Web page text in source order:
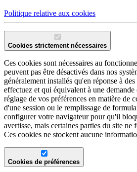
Politique relative aux cookies
Cookies strictement nécessaires
Ces cookies sont nécessaires au
peuvent pas être désactivés dans nos
généralement installés qu'en réponse à
effectuez et qui équivalent à une demande
réglage de vos préférences en matière de
d'une session ou le remplissage de
configurer votre navigateur pour qu'il
avertisse, mais certaines parties du site ne
Ces cookies ne stockent aucune
Cookies de préférences